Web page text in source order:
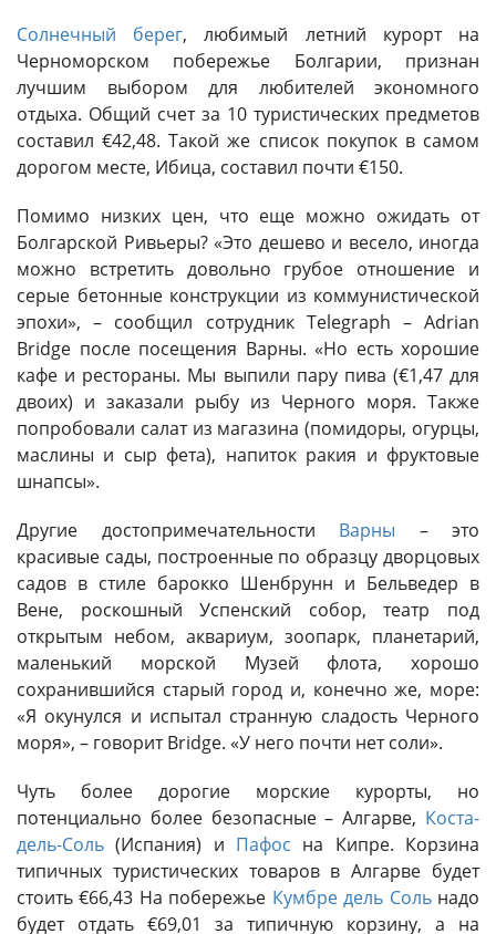
Солнечный берег, любимый летний курорт на
Черноморском побережье Болгарии, признан
лучшим выбором для любителей экономного
отдыха. Общий счет за 10 туристических предметов
составил €42,48. Такой же список покупок в самом
дорогом месте, Ибица, составил почти €150.
Помимо низких цен, что еще можно ожидать от
Болгарской Ривьеры? «Это дешево и весело, иногда
можно встретить довольно грубое отношение и
серые бетонные конструкции из коммунистической
эпохи», – сообщил сотрудник Telegraph – Adrian
Bridge после посещения Варны. «Но есть хорошие
кафе и рестораны. Мы выпили пару пива (€1,47 для
двоих) и заказали рыбу из Черного моря. Также
попробовали салат из магазина (помидоры, огурцы,
маслины и сыр фета), напиток ракия и фруктовые
шнапсы».
Другие достопримечательности Варны – это
красивые сады, построенные по образцу дворцовых
садов в стиле барокко Шенбрунн и Бельведер в
Вене, роскошный Успенский собор, театр под
открытым небом, аквариум, зоопарк, планетарий,
маленький морской Музей флота, хорошо
сохранившийся старый город и, конечно же, море:
«Я окунулся и испытал странную сладость Черного
моря», – говорит Bridge. «У него почти нет соли».
Чуть более дорогие морские курорты, но
потенциально более безопасные – Алгарве, Коста-
дель-Соль (Испания) и Пафос на Кипре. Корзина
типичных туристических товаров в Алгарве будет
стоить €66,43 На побережье Кумбре дель Сольнадо
будет отдать €69,01 за типичную корзину, а на